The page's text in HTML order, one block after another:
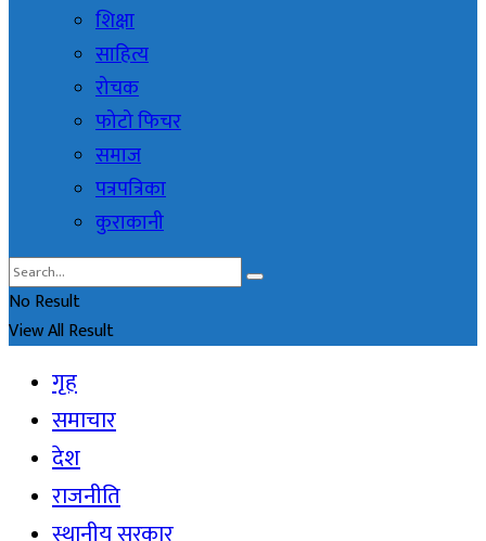
शिक्षा
साहित्य
रोचक
फोटो फिचर
समाज
पत्रपत्रिका
कुराकानी
No Result
View All Result
गृह
समाचार
देश
राजनीति